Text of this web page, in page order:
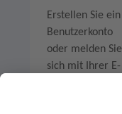
Erstellen Sie ein
Benutzerkonto
oder melden Sie
sich mit Ihrer E-